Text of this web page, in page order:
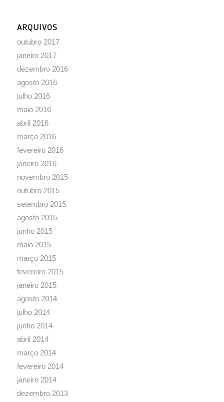
ARQUIVOS
outubro 2017
janeiro 2017
dezembro 2016
agosto 2016
julho 2016
maio 2016
abril 2016
março 2016
fevereiro 2016
janeiro 2016
novembro 2015
outubro 2015
setembro 2015
agosto 2015
junho 2015
maio 2015
março 2015
fevereiro 2015
janeiro 2015
agosto 2014
julho 2014
junho 2014
abril 2014
março 2014
fevereiro 2014
janeiro 2014
dezembro 2013